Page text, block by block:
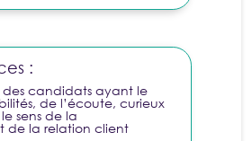
:
des candidats ayant le
de l’écoute, curieux
sens de la
de la relation client